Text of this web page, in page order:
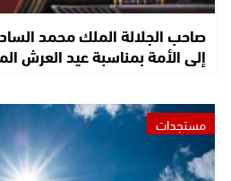
صاحب الجلالة الملك محمد
إلى الأمة بمناسبة عيد العرش
مستجدات